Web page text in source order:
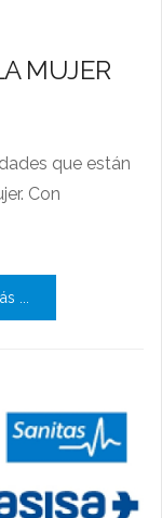
MUJER
que están
Con
...